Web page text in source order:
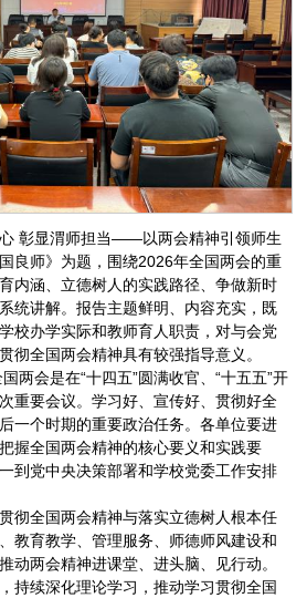
彰显渭师担当——以两会精神引领师生
良师》为题，围绕2026年全国两会的重
内涵、立德树人的实践路径、争做新时
统讲解。报告主题鲜明、内容充实，既
校办学实际和教师育人职责，对与会党
彻全国两会精神具有较强指导意义。
两会是在“十四五”圆满收官、“十五五”开
重要会议。学习好、宣传好、贯彻好全
一个时期的重要政治任务。各单位要进
握全国两会精神的核心要义和实践要
到党中央决策部署和学校党委工作安排
彻全国两会精神与落实立德树人根本任
教育教学、管理服务、师德师风建设和
动两会精神进课堂、进头脑、见行动。
持续深化理论学习，推动学习贯彻全国